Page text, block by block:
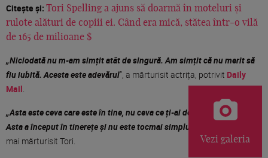
Citește și: Tori Spelling a ajuns să doarmă în moteluri și
rulote alături de copiii ei. Când era mică, stătea într-o vilă
de 165 de milioane $
„Niciodată nu m-am simțit atât de singură. Am simțit că nu merit să
fiu iubită. Acesta este adevărul”, a mărturisit actrița, potrivit Daily
Mail.
„Asta este ceva care este în tine, nu ceva ce ți-ai dorit sau ce ai creat.
Asta a început în tinerețe șinu este tocmai simplu de schimbat”
mai mărturisit Tori.
Vezi galeria